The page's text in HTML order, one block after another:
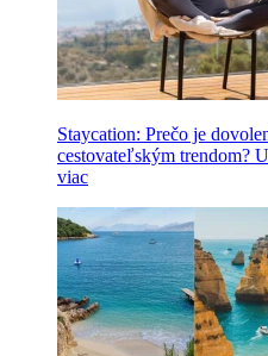
Staycation: Prečo je
cestovateľským trendom?
viac